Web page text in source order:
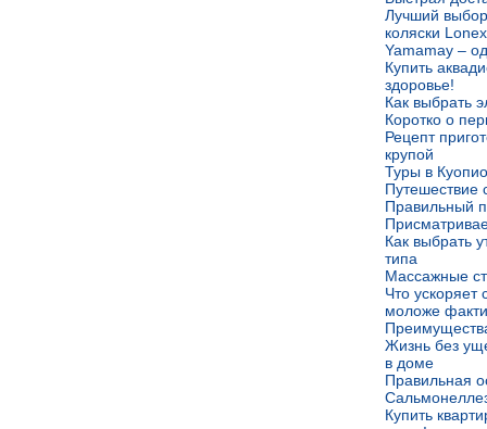
Лучший
коляски Lonex
Yamamay –
Купить
здоровье!
Как выбрать
Коротко о
Рецепт
крупой
Туры в
Путешествие
Правильный
Как выбрать
типа
Массажные
Что ускоряет
моложе
Жизнь без
в доме
Правильная
Купить